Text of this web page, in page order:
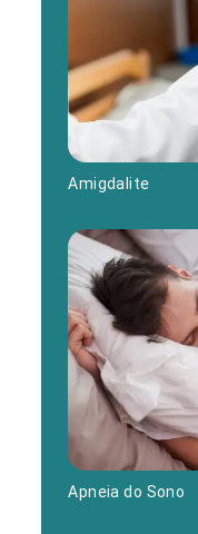
Amigdalite
Apneia do Sono